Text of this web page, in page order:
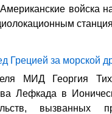
войска
Грецией за морской
МИД Георгия
Лефкада в
вызванных